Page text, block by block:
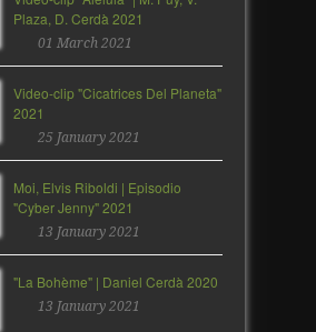
Plaza, D. Cerdà 2021
01 March 2021
Video-clip "Cicatrices Del Planeta"
2021
25 January 2021
Moi, Elvis Riboldi | Episodio
"Cyber Jenny" 2021
13 January 2021
"La Bohème" | Daniel Cerdà 2020
13 January 2021